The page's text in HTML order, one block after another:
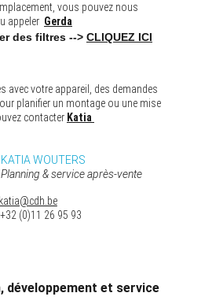
développement et service
KATIA WOUTERS
Planning & service après-vente
katia@cdh.be
+32 (0)11 26 95 93
vous pouvez nous
appeler Gerda
avec votre appareil, des demandes
planifier un montage ou une mise
contacter Katia
des filtres --> CLIQUEZ ICI